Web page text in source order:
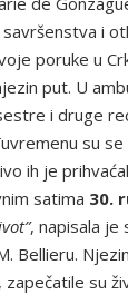
i
poruke u
put. U
i druge
su
ih je
satima 30.
, napisala je
Bellieru.
zapečatile su